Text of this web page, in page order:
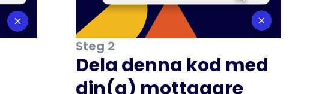
Steg 2
Dela denna kod med
din(a) mottagare